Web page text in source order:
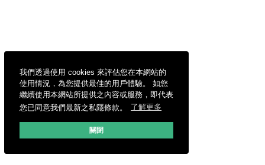
我們透過使用 cookies 來評估您在本網站的
使用情況，為您提供最佳的用戶體驗。 如您
繼續使用本網站所提供之內容或服務，即代表
您已同意我們最新之私隱條款。
了解更多
關閉